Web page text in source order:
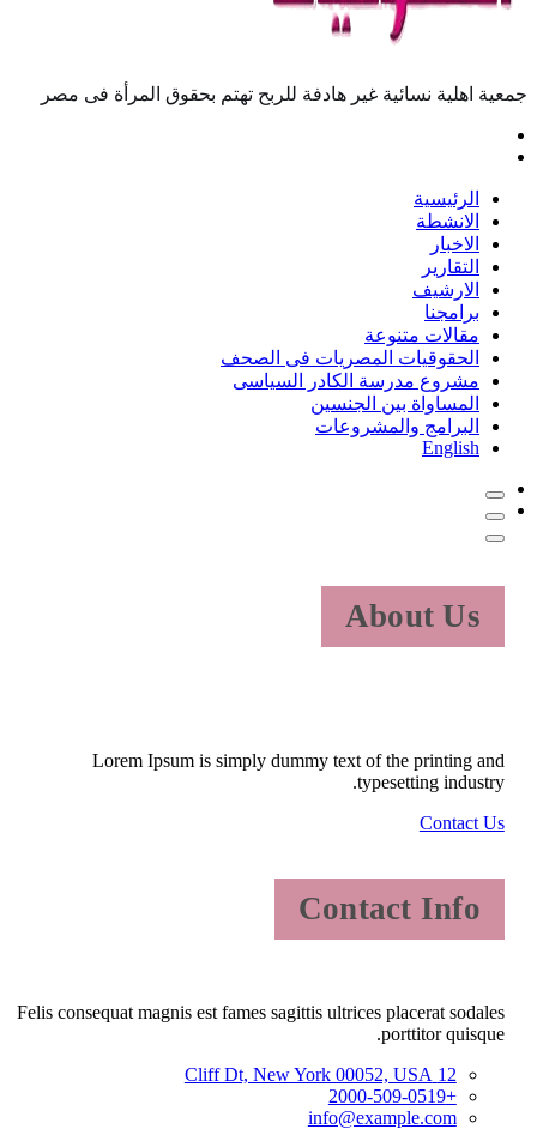
جمعية اهلية نسائية غير هادفة للربح تهتم بحقوق المرأة فى مصر
الرئيسية
الانشطة
الاخبار
التقارير
الارشيف
برامجنا
مقالات متنوعة
الحقوقيات المصريات فى الصحف
مشروع مدرسة الكادر السياسى
المساواة بين الجنسين
البرامج والمشروعات
English
About Us
Lorem Ipsum is simply dummy text of the printing and
typesetting industry.
Contact Us
Contact Info
Felis consequat magnis est fames sagittis ultrices placerat sodales
porttitor quisque.
12 Cliff Dt, New York 00052, USA
+2000-509-0519
info@example.com